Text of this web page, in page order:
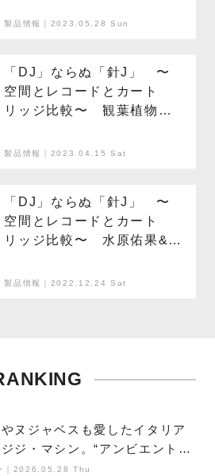
フレンズ編 Part.01
製品情報｜2023.05.28 Sun
「DJ」ならぬ「針J」 〜
空間とレコードとカート
リッジ比較〜 観葉植物店
Julia Shortreed編 Part.01
製品情報｜2023.04.15 Sat
「DJ」ならぬ「針J」 〜
空間とレコードとカート
リッジ比較〜 水原佑果&垣
的空間「Space Is the
製品情報｜2022.12.24 Sat
ヌジャベスも愛したイタリア
ジ・マシン。“アンビエントの
かす創作の原点と、「動き」に
2026.05.28 Thu